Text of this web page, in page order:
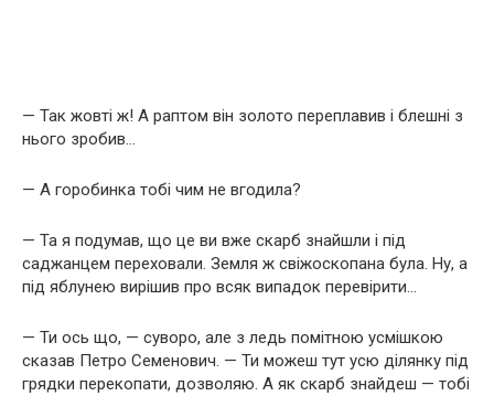
— Так жовті ж! А раптом він золото переплавив і блешні з
нього зробив…
— А горобинка тобі чим не вгодила?
— Та я подумав, що це ви вже скарб знайшли і під
саджанцем переховали. Земля ж свіжоскопана була. Ну, а
під яблунею вирішив про всяк випадок перевірити…
— Ти ось що, — суворо, але з ледь помітною усмішкою
сказав Петро Семенович. — Ти можеш тут усю ділянку під
грядки перекопати, дозволяю. А як скарб знайдеш — тобі